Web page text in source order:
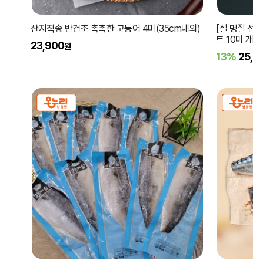
산지직송 반건조 촉촉한 고등어 4미(35cm내외)
23,900원
[설 명절
트 10미
13%